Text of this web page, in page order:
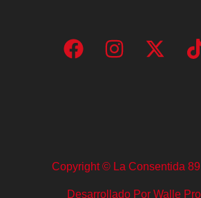
Copyright © La Consentida
Desarrollado Por Walle